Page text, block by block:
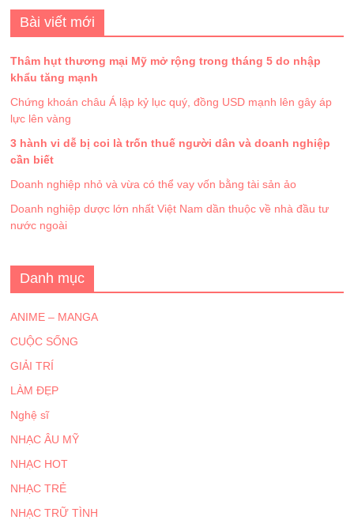
Bài viết mới
Thâm hụt thương mại Mỹ mở rộng trong tháng 5 do nhập
khẩu tăng mạnh
Chứng khoán châu Á lập kỷ lục quý, đồng USD mạnh lên gây áp
lực lên vàng
3 hành vi dễ bị coi là trốn thuế người dân và doanh nghiệp
cần biết
Doanh nghiệp nhỏ và vừa có thể vay vốn bằng tài sản ảo
Doanh nghiệp dược lớn nhất Việt Nam dần thuộc về nhà đầu tư
nước ngoài
Danh mục
ANIME – MANGA
CUỘC SỐNG
GIẢI TRÍ
LÀM ĐẸP
Nghệ sĩ
NHẠC ÂU MỸ
NHẠC HOT
NHẠC TRẺ
NHẠC TRỮ TÌNH